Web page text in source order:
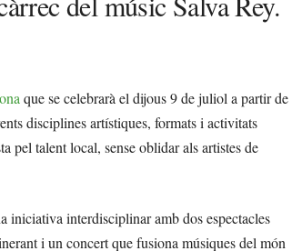
que se celebrarà el dijous 9 de juliol a partir de
disciplines artístiques, formats i activitats
pel talent local, sense oblidar als artistes de
iniciativa interdisciplinar amb dos espectacles
i un concert que fusiona músiques del món